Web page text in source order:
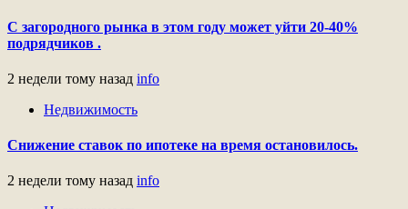
С загородного рынка в этом году может уйти 20-40%
подрядчиков .
2 недели тому назад info
Недвижимость
Снижение ставок по ипотеке на время остановилось.
2 недели тому назад info